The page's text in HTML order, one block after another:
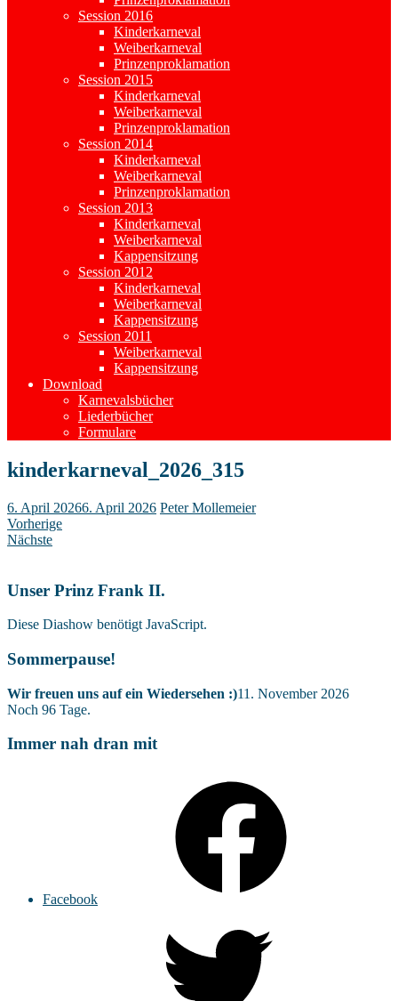
Session 2016
Kinderkarneval
Weiberkarneval
Prinzenproklamation
Session 2015
Kinderkarneval
Weiberkarneval
Prinzenproklamation
Session 2014
Kinderkarneval
Weiberkarneval
Prinzenproklamation
Session 2013
Kinderkarneval
Weiberkarneval
Kappensitzung
Session 2012
Kinderkarneval
Weiberkarneval
Kappensitzung
Session 2011
Weiberkarneval
Kappensitzung
Download
Karnevalsbücher
Liederbücher
Formulare
kinderkarneval_2026_315
6. April 20266. April 2026 Peter Mollemeier
Vorherige
Nächste
Unser Prinz Frank II.
Diese Diashow benötigt JavaScript.
Sommerpause!
Wir freuen uns auf ein Wiedersehen :)11. November 2026
Noch 96 Tage.
Immer nah dran mit
Facebook